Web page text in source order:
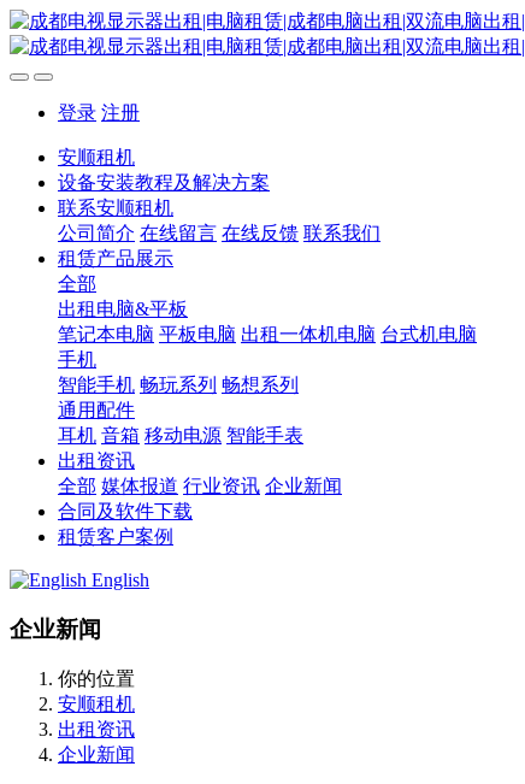
登录 注册
安顺租机
设备安装教程及解决方案
联系安顺租机
公司简介 在线留言 在线反馈 联系我们
租赁产品展示
全部
出租电脑&平板
笔记本电脑 平板电脑 出租一体机电脑 台式机电脑
手机
智能手机 畅玩系列 畅想系列
通用配件
耳机 音箱 移动电源 智能手表
出租资讯
全部 媒体报道 行业资讯 企业新闻
合同及软件下载
租赁客户案例
English
企业新闻
你的位置
安顺租机
出租资讯
企业新闻